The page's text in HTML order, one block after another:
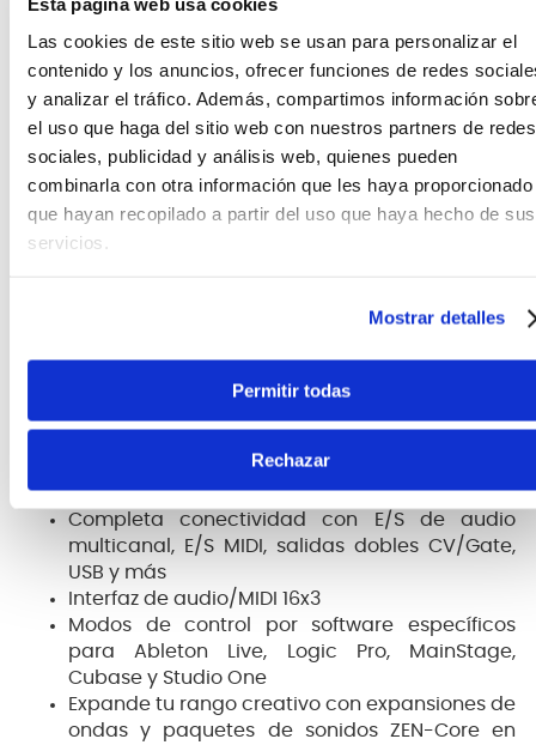
Las cookies de este sitio web se usan para personalizar el
contenido y los anuncios, ofrecer funciones de redes
y analizar el tráfico. Además, compartimos información
el uso que haga del sitio web con nuestros partners de redes
sociales, publicidad y análisis web, quienes pueden
combinarla con otra información que les haya proporcionado
que hayan recopilado a partir del uso que haya hecho de sus
servicios.
Mostrar detalles
Permitir todas
Rechazar
serie Roland VK
Enorme biblioteca de efectos, incluidas nuevas
Shimmer Reverb y Modulation Reverb con
calidad de estudio
Procesador Master FX mejorado con presets
listos para usar e IU actualizada para
Mastering Comp y Mastering EQ
Vocoder estéreo con 32 bandas
Herramientas de secuenciación profesionales
Sampleo avanzado con reproducción de
tono y compatibilidad con multimuestras
Gran pantalla táctil a color y disposición
16 pads RGB para disparar sonidos, muestras y
clips
Completa conectividad con E/S de audio
multicanal, E/S MIDI, salidas dobles CV/Gate,
USB y más
Interfaz de audio/MIDI 16x3
Modos de control por software específicos
para Ableton Live, Logic Pro, MainStage,
Cubase y Studio One
Expande tu rango creativo con expansiones de
ondas y paquetes de sonidos ZEN-Core en